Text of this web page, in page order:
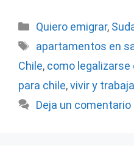
Categorías
Quiero emigrar,
Etiquetas
apartamentos en
Chile, como legalizarse
para chile,vivir y
Deja un comentario